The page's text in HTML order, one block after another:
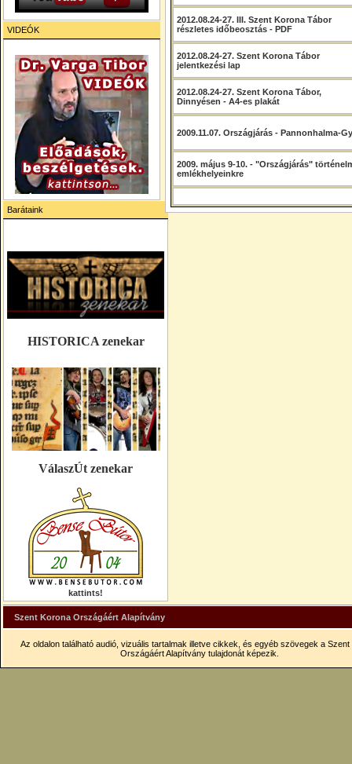
VIDEÓK
Barátaink
HISTORICA zenekar
VálaszÚt zenekar
kattints!
2012.08.24-27. III. Szent Korona Tábor
részletes időbeosztás - PDF
2012.08.24-27. Szent Korona Tábor
jelentkezési lap
2012.08.24-27. Szent Korona Tábor,
Dinnyésen - A4-es plakát
2009.11.07. Országjárás - Pannonhalma-
2009. május 9-10. - "Országjárás"
emlékhelyeinkre
Szent Korona Országáért Alapítvány
Az oldalon található audió, vizuális tartalmak illetve cikkek, és egyéb szövegek a Szent
Országáért Alapítvány tulajdonát képezik.